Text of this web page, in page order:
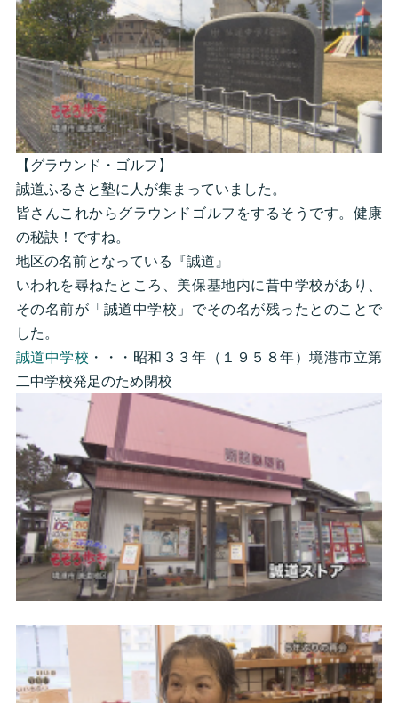
【グラウンド・ゴルフ】
誠道ふるさと塾に人が集まっていました。
皆さんこれからグラウンドゴルフをするそうです。健康
の秘訣！ですね。
地区の名前となっている『誠道』
いわれを尋ねたところ、美保基地内に昔中学校があり、
その名前が「誠道中学校」でその名が残ったとのことで
した。
誠道中学校 ・・・昭和３３年（１９５８年）境港市立第
二中学校発足のため閉校